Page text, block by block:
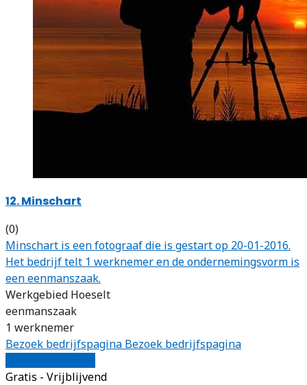
12. Minschart
(0)
Minschart is een fotograaf die is gestart op 20-01-2016.
Het bedrijf telt 1 werknemer en de ondernemingsvorm is
een eenmanszaak.
Werkgebied Hoeselt
eenmanszaak
1 werknemer
Bezoek bedrijfspagina Bezoek bedrijfspagina
Gratis - Vrijblijvend